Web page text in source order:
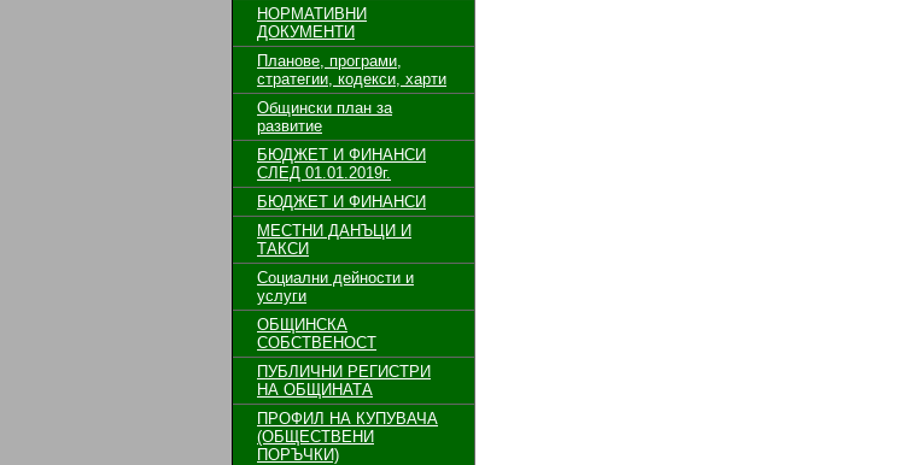
НОРМАТИВНИ
ДОКУМЕНТИ
Планове, програми,
стратегии, кодекси, харти
Общински план за
развитие
БЮДЖЕТ И ФИНАНСИ
СЛЕД 01.01.2019г.
БЮДЖЕТ И ФИНАНСИ
МЕСТНИ ДАНЪЦИ И
ТАКСИ
Социални дейности и
услуги
ОБЩИНСКА
СОБСТВЕНОСТ
ПУБЛИЧНИ РЕГИСТРИ
НА ОБЩИНАТА
ПРОФИЛ НА КУПУВАЧА
(ОБЩЕСТВЕНИ
ПОРЪЧКИ)